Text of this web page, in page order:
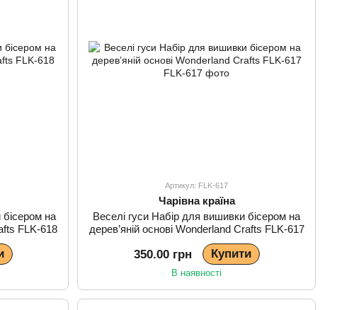
на
FLK-618
Артикул: FLK-617
Чарівна країна
Веселі гуси Набір для вишивки бісером на
дерев’яній основі Wonderland Crafts FLK-617
350.00 грн Купити
В наявності